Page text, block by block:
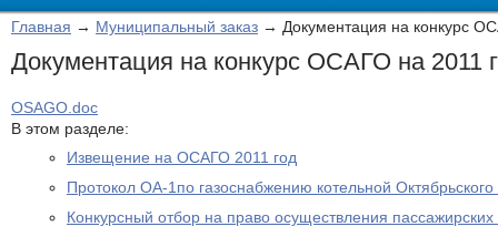
Главная → Муниципальный заказ → Документация на конкурс
Документация на конкурс ОСАГО на 2011
OSAGO.doc
В этом разделе:
Извещение на ОСАГО 2011 год
Протокол ОА-1по газоснабжению котельной
Конкурсный отбор на право осуществления пассажирских